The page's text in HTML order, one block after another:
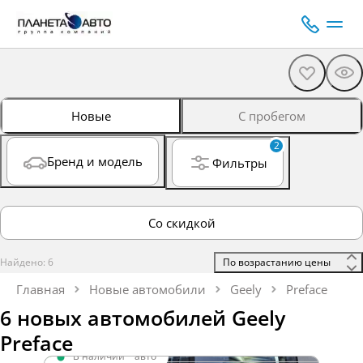
Новые С пробегом
Бренд и модель
2
Фильтры
Со скидкой
Найдено: 6
Главная Новые автомобили Geely Preface
6 новых автомобилей Geely
PrefaceВ наличии·авто